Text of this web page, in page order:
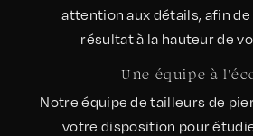
attention aux détails, afin
résultat à la hauteur de
Une équipe à
Notre équipe de tailleurs de
votre disposition pour